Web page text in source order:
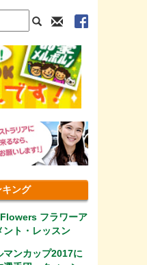
ング
フラワーア
ント・レッスン
マンカップ2017に